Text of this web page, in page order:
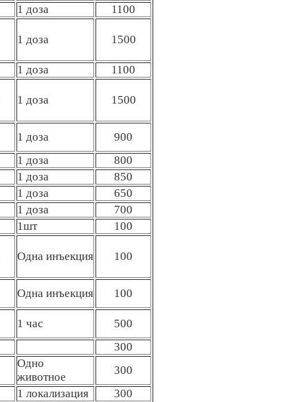
1 доза 1100
1 доза 1500
1 доза 1100
1 доза 1500
1 доза
900
1 доза
800
1 доза
850
1 доза
650
1 доза
700
1шт 100
Одна инъекция 100
Одна инъекция 100
1 час
500
300
Одно
животное
300
1 локализация
300